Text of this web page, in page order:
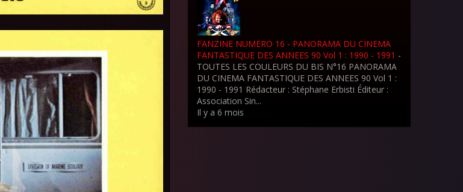
FANZINE NUMERO 16 - PANORAMA DU CINEMA
FANTASTIQUE DES ANNEES 90 Vol 1 : 1990 - 1991 -
TOUTES LES COULEURS DU BIS N°16 PANORAMA
DU CINEMA FANTASTIQUE DES ANNEES 90 Vol 1 :
1990 - 1991 Rédacteur : Stéphane Erbisti Éditeur :
Association Sin...
Il y a 6 mois